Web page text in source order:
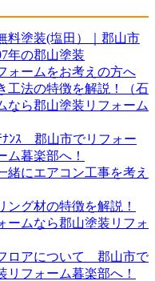
料塗装(塩田）｜郡山市
年の郡山塗装
ォームをお考えの方へ
工法の特徴を解説！（石
なら郡山塗装リフォーム
ﾅﾝｽ 郡山市でリフォー
ム暮楽部へ！
緒にエアコン工事を考え
ング材の特徴を解説！
ームなら郡山塗装リフォ
ロアについて 郡山市で
リフォーム暮楽部へ！